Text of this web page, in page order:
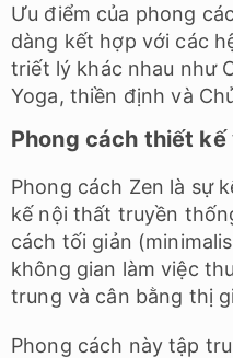
Ưu điểm của phong
dàng kết hợp với các
triết lý khác nhau như
Yoga, thiền định và
Phong cách thiết kế
Phong cách Zen là sự
kế nội thất truyền
cách tối giản
không gian làm việc
trung và cân bằng thị
Phong cách này tập